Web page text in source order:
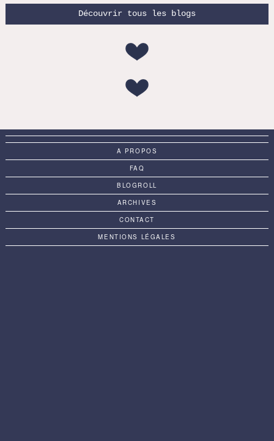
Découvrir tous les blogs
A PROPOS
FAQ
BLOGROLL
ARCHIVES
CONTACT
MENTIONS LÉGALES